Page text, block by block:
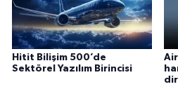
Hitit Bilişim 500’de
Sektörel Yazılım Birincisi